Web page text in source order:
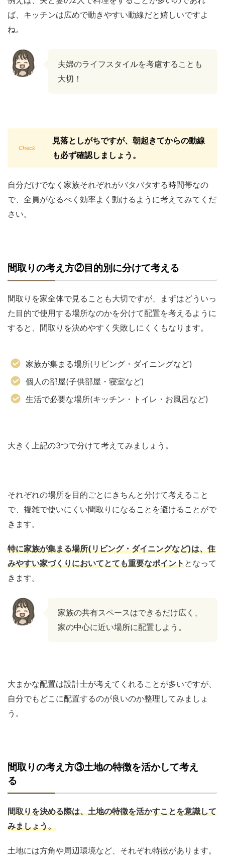
ば、キッチンは広めで動きやすい動線だと嬉しいですよ
ね。
夫婦のライフスタイルを考慮することも
大切！
見落としがちですが、朝起きてからの動線
も必ず確認しましょう。
自分だけでなく家族それぞれがバタバタする時間帯なの
で、全員がなるべく効率よく動けるように考えてみてくだ
さい。
間取りの考え方②目的別に分けて考える
間取りを家全体で見ることも大切ですが、まずはどういっ
た目的で使用する場所なのかを分けて配置を考えるように
すると、間取りを決めやすく失敗しにくくもなります。
家族が集まる場所(リビング・ダイニングなど)
個人の部屋(子供部屋・寝室など)
生活で必要な場所(キッチン・トイレ・お風呂など)
大きく上記の3つで分けて考えてみましょう。
それぞれの場所を目的ごとにきちんと分けて考えること
で、複雑で使いにくい間取りになることを避けることがで
きます。
特に家族が集まる場所(リビング・ダイニングなど)は、住
みやすい家づくりにおいてとても重要なポイントとなって
きます。
家族の共有スペースはできるだけ広く、
家の中心に近い場所に配置しよう。
大まかな配置は設計士が考えてくれることが多いですが、
自分でもどこに配置するのが良いのか整理してみましょ
う。
間取りの考え方③土地の特徴を活かして考え
る
間取りを決める際は、土地の特徴を活かすことを意識して
みましょう。
土地には方角や周辺環境など、それぞれ特徴があります。